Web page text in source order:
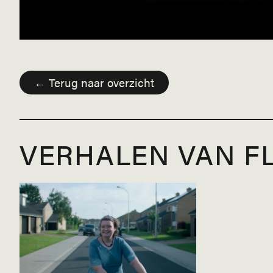
← Terug naar overzicht
VERHALEN VAN